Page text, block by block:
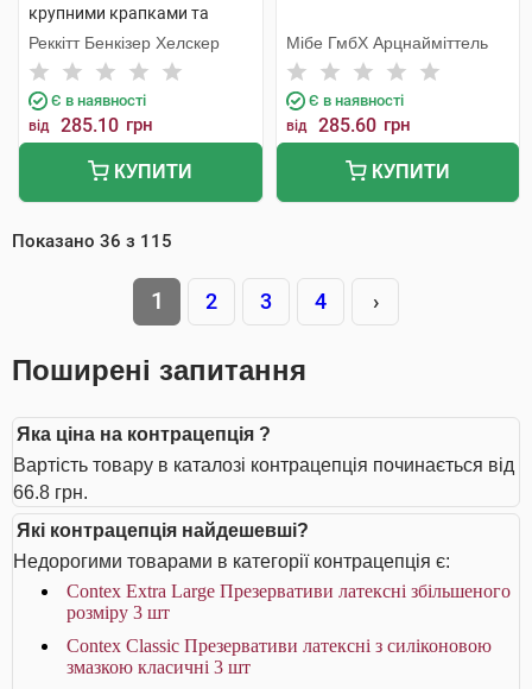
крупними крапками та
ребрами 12 шт
Реккітт Бенкізер Хелскер
Є в наявності
від 285.10 грн
КУПИТИ
Мібе ГмбХ Арцнайміттель
Є в наявності
від 285.60 грн
КУПИТИ
Показано 36 з 115
1 2 3 4 ›
Поширені запитання
Яка ціна на контрацепція ?
Вартість товару в каталозі контрацепція починається від
66.8 грн.
Які контрацепція найдешевші?
Недорогими товарами в категорії контрацепція є:
Contex Extra Large Презервативи латексні збільшеного
розміру 3 шт
Contex Classic Презервативи латексні з силіконовою
змазкою класичні 3 шт